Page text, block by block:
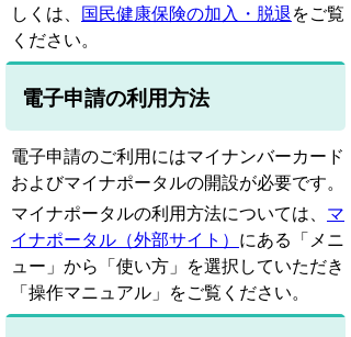
しくは、
国民健康保険の加入・脱退 をご覧
ください。
電子申請の利用方法
電子申請のご利用にはマイナンバーカード
およびマイナポータルの開設が必要です。
マイナポータルの利用方法については、 マ
イナポータル（外部サイト） にある「メニ
ュー」から
「使い方」を選択していただき
「操作マニュアル」をご覧ください。